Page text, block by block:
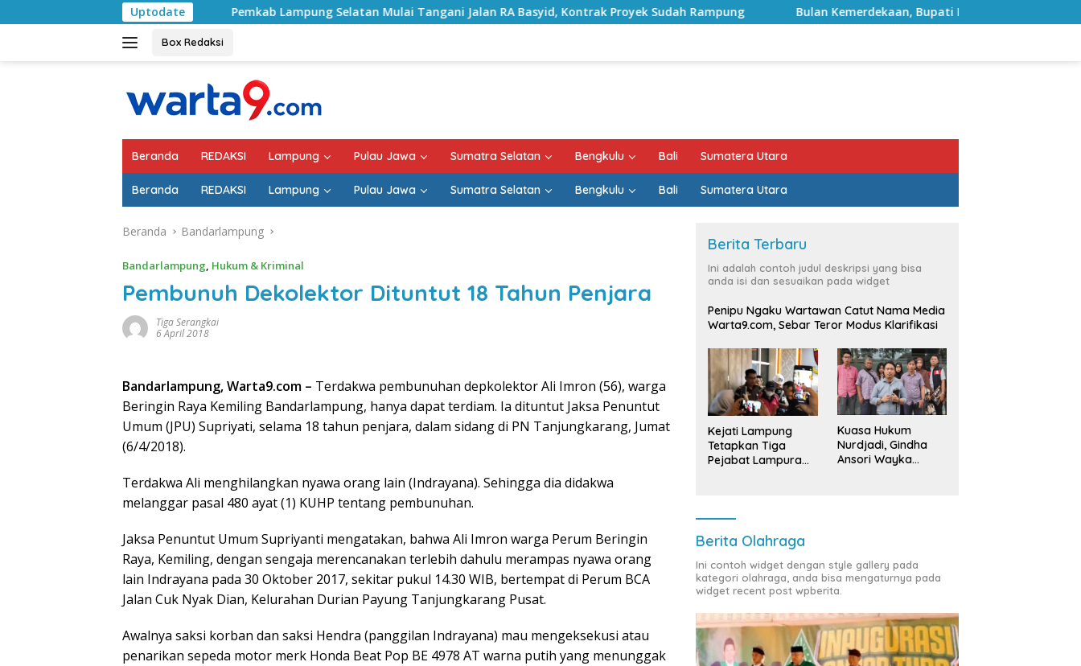
ke
Uptodate
Pemkab Lampung Selatan Mulai Tangani Jalan RA Basyid, Kontrak Proyek Sudah Rampung Bulan Kemerdekaan, Bupati Lampung Selatan Ajak ASN Perkuat
Box Redaksi
Beranda REDAKSI Lampung Pulau Jawa Sumatra Selatan Bengkulu Bali Sumatera Utara
Beranda REDAKSI Lampung Pulau Jawa Sumatra Selatan Bengkulu Bali Sumatera Utara
Beranda Bandarlampung
Bandarlampung, Hukum & Kriminal
Pembunuh Dekolektor Dituntut 18 Tahun Penjara
Tiga Serangkai
6 April 2018
Bandarlampung, Warta9.com – Terdakwa pembunuhan depkolektor Ali Imron (56), warga
Beringin Raya Kemiling Bandarlampung, hanya dapat terdiam. Ia dituntut Jaksa Penuntut
Umum (JPU) Supriyati, selama 18 tahun penjara, dalam sidang di PN Tanjungkarang, Jumat
(6/4/2018).
Terdakwa Ali menghilangkan nyawa orang lain (Indrayana). Sehingga dia didakwa
melanggar pasal 480 ayat (1) KUHP tentang pembunuhan.
Jaksa Penuntut Umum Supriyanti mengatakan, bahwa Ali Imron warga Perum Beringin
Raya, Kemiling, dengan sengaja merencanakan terlebih dahulu merampas nyawa orang
lain Indrayana pada 30 Oktober 2017, sekitar pukul 14.30 WIB, bertempat di Perum BCA
Jalan Cuk Nyak Dian, Kelurahan Durian Payung Tanjungkarang Pusat.
Awalnya saksi korban dan saksi Hendra (panggilan Indrayana) mau mengeksekusi atau
penarikan sepeda motor merk Honda Beat Pop BE 4978 AT warna putih yang menunggak
Berita Terbaru
Ini adalah contoh judul deskripsi yang bisa
anda isi dan sesuaikan pada widget
Penipu Ngaku Wartawan Catut Nama Media
Warta9.com, Sebar Teror Modus Klarifikasi
Kejati Lampung
Tetapkan Tiga
Pejabat Lampura
Kuasa Hukum
Nurdjadi, Gindha
Ansori Wayka
Berita Olahraga
Ini contoh widget dengan style gallery pada
kategori olahraga, anda bisa mengaturnya pada
widget recent post wpberita.